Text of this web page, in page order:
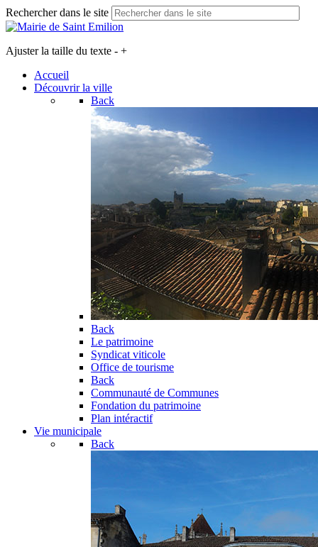
Rechercher dans le site
Ajuster la taille du texte - +
Accueil
Découvrir la ville
Back
Back
Le patrimoine
Syndicat viticole
Office de tourisme
Back
Communauté de Communes
Fondation du patrimoine
Plan intéractif
Vie municipale
Back